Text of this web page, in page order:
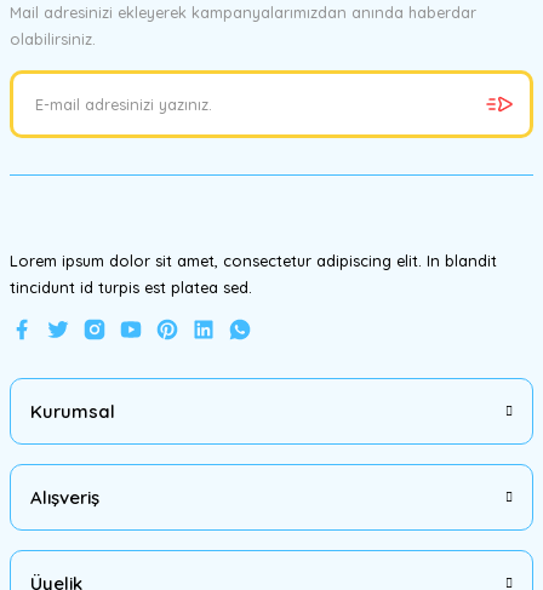
Ürün resmi kalitesiz, bozuk veya görüntülenemiyor.
Ürün bilgilerinde hatalar bulunuyor.
Mail adresinizi ekleyerek kampanyalarımızdan anında haberdar
olabilirsiniz.
Lorem ipsum dolor sit amet, consectetur adipiscing elit. In blandit
tincidunt id turpis est platea sed.
Kurumsal
Alışveriş
Üyelik